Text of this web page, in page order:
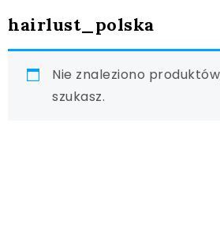
hairlust_polska
Nie znaleziono
szukasz.